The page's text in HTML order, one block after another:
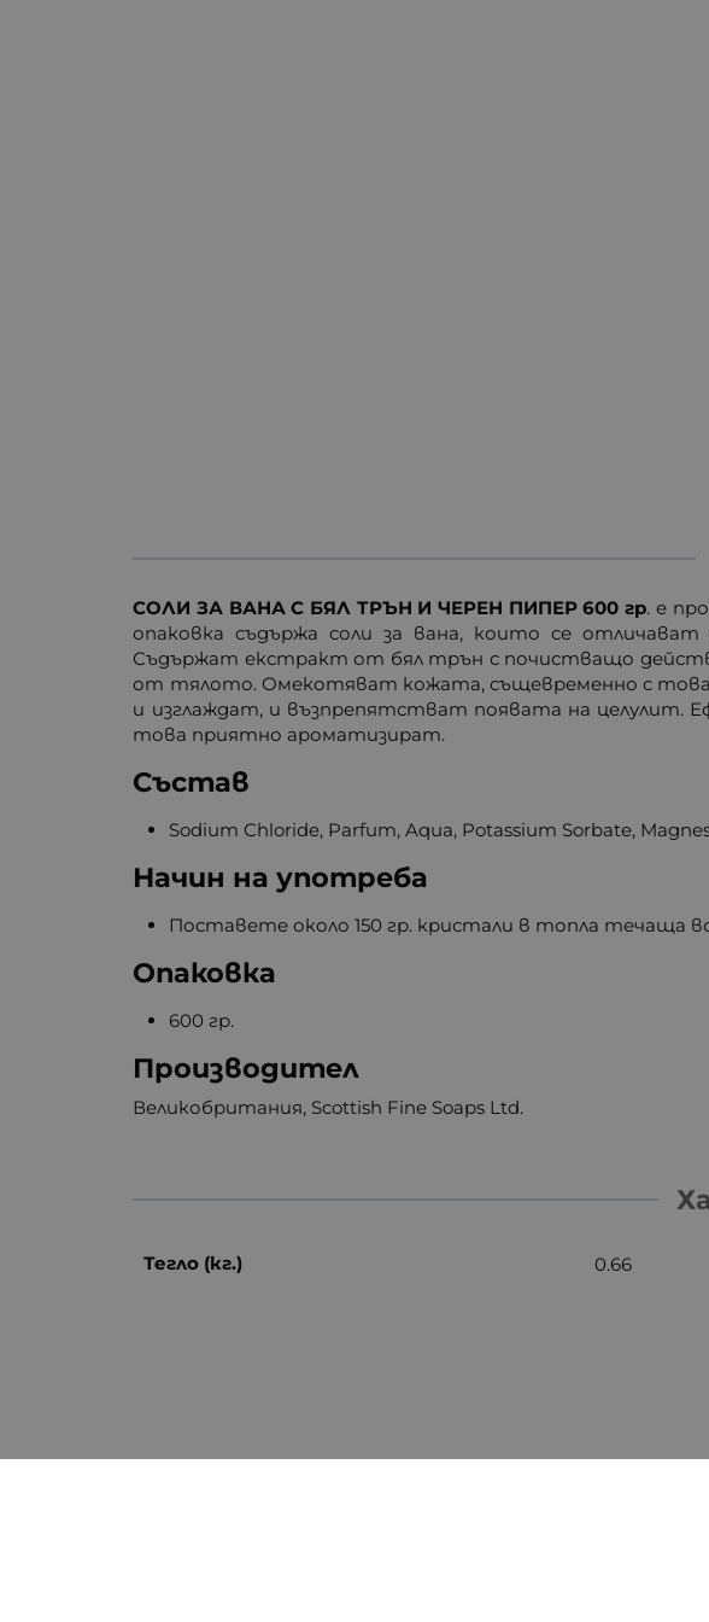
СОЛИ ЗА ВАНА С БЯЛ ТРЪН И ЧЕРЕН ПИПЕР 600 гр. е
опаковка съдържа соли за вана, които се
Съдържат екстракт от бял трън с почистващо
от тялото. Омекотяват кожата, същевременно с това
и изглаждат, и възпрепятстват появата на целулит.
това приятно ароматизират.
Състав
Sodium Chloride, Parfum, Aqua, Potassium Sorbate,
Начин на употреба
Поставете около 150 гр. кристали в топла течаща
Опаковка
600 гр.
Производител
Великобритания, Scottish Fine Soaps Ltd.
Тегло (кг.) 0.66